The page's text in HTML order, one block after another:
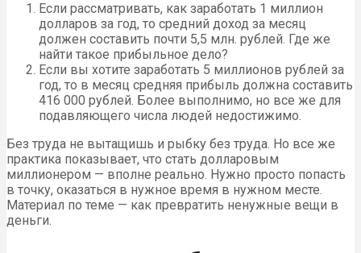
Если рассматривать, как заработать 1 миллион
долларов за год, то средний доход за месяц
должен составить почти 5,5 млн. рублей. Где же
найти такое прибыльное дело?
Если вы хотите заработать 5 миллионов рублей за
год, то в месяц средняя прибыль должна составить
416 000 рублей. Более выполнимо, но все же для
подавляющего числа людей недостижимо.
Без труда не вытащишь и рыбку без труда. Но все же
практика показывает, что стать долларовым
миллионером — вполне реально. Нужно просто попасть
в точку, оказаться в нужное время в нужном месте.
Материал по теме — как превратить ненужные вещи в
деньги.